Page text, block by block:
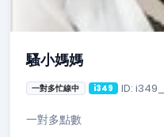
騷小媽媽
一對多忙線中 i349 ID:
一對多點數